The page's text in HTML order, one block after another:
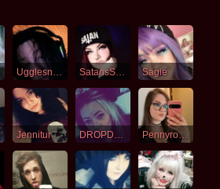
Ugglesnurv SatansSkitunge Sagie
Jennitur DROPDEAD Pennyroyaltea